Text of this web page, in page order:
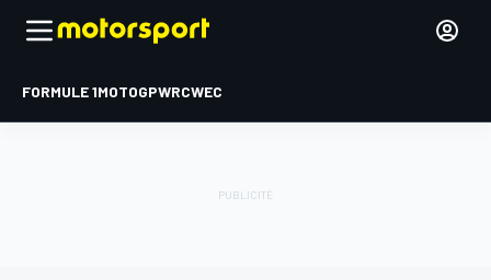
FORMULE 1MOTOGPWRCWEC